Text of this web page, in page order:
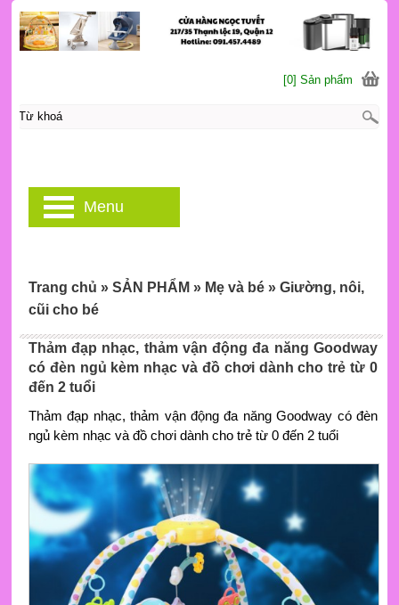
Thảm đạp nhạc, thảm vận động đa năng Goodway
có đèn ngủ kèm nhạc và đồ chơi dành cho trẻ từ 0
đến 2 tuổi
Thảm đạp nhạc, thảm vận động đa năng Goodway có đèn
ngủ kèm nhạc và đồ chơi dành cho trẻ từ 0 đến 2 tuổi
Trang chủ » SẢN PHẨM » Mẹ và bé » Giường, nôi,
cũi cho bé
[0] Sản phẩm
Menu